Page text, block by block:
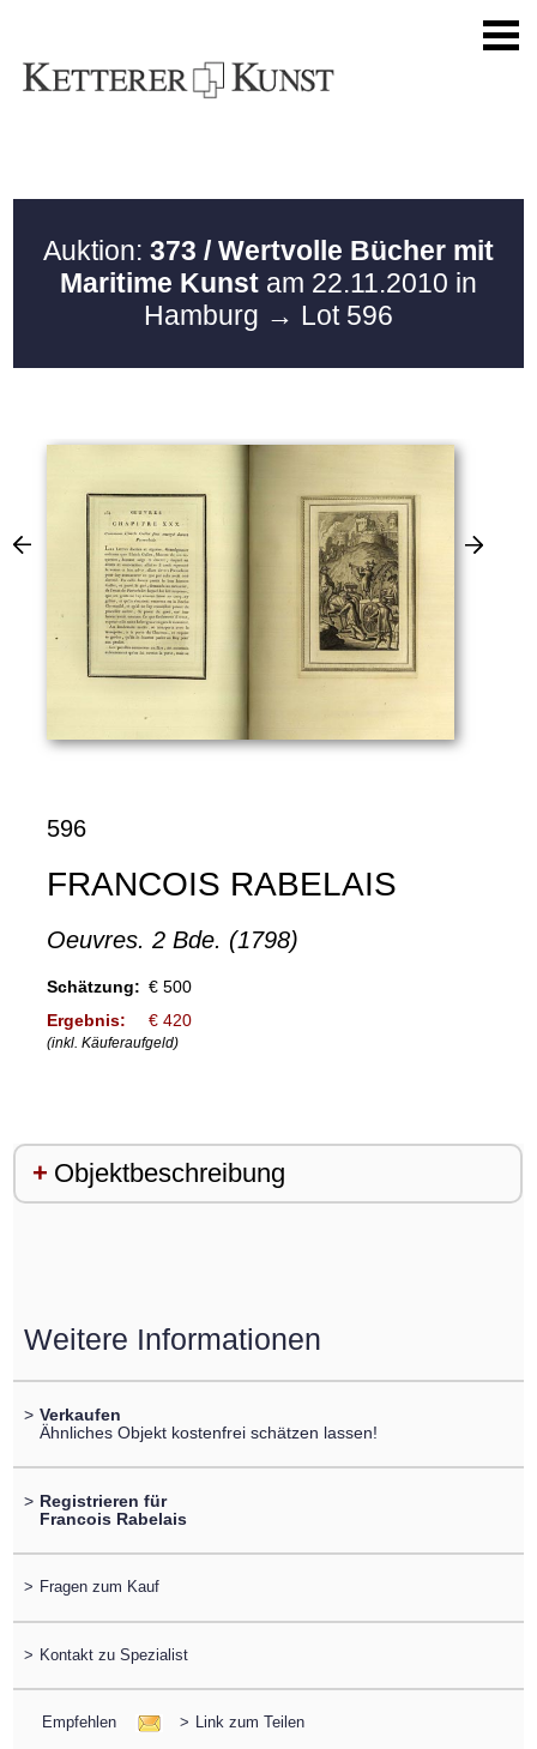
Auktion: 373 / Wertvolle Bücher mit
Maritime Kunst am 22.11.2010 in
Hamburg → Lot 596
596
FRANCOIS RABELAIS
Oeuvres. 2 Bde. (1798)
Schätzung: € 500
Ergebnis:
€ 420
(inkl. Käuferaufgeld)
Objektbeschreibung
Weitere Informationen
> Verkaufen
Ähnliches Objekt kostenfrei schätzen lassen!
> Registrieren für
Francois Rabelais
> Fragen zum Kauf
> Kontakt zu Spezialist
Empfehlen > Link zum Teilen